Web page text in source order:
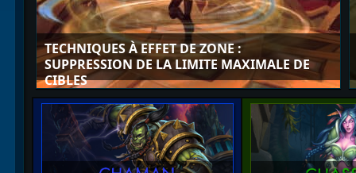
TECHNIQUES À EFFET DE ZONE :
SUPPRESSION DE LA LIMITE MAXIMALE DE
CIBLES